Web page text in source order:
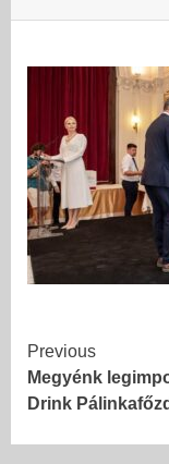
Continue
Reading
Previous
Megyénk
Drink